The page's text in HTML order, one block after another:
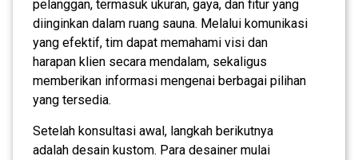
pelanggan, termasuk ukuran, gaya, dan fitur yang
diinginkan dalam ruang sauna. Melalui komunikasi
yang efektif, tim dapat memahami visi dan
harapan klien secara mendalam, sekaligus
memberikan informasi mengenai berbagai pilihan
yang tersedia.
Setelah konsultasi awal, langkah berikutnya
adalah desain kustom. Para desainer mulai